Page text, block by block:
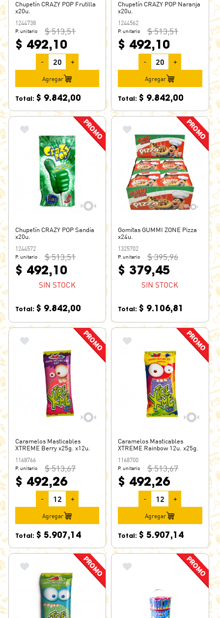
Chupetín CRAZY POP Frutilla
x20u.
1244738
P. unitario $ 513,51
$ 492,10
- +
Agregar
Total: $ 9.842,00
Chupetín CRAZY POP Naranja
x20u.
1244562
P. unitario $ 513,51
$ 492,10
- +
Agregar
Total: $ 9.842,00
Chupetín CRAZY POP Sandía
x20u.
1244572
P. unitario $ 513,51
$ 492,10
SIN STOCK
Total: $ 9.842,00
Gomitas GUMMI ZONE Pizza
x24u.
1325702
P. unitario $ 395,96
$ 379,45
SIN STOCK
Total: $ 9.106,81
Caramelos Masticables
XTREME Berry x25g. x12u.
1168766
P. unitario $ 513,67
$ 492,26
- +
Agregar
Total: $ 5.907,14
Caramelos Masticables
XTREME Rainbow 12u. x25g.
1168700
P. unitario $ 513,67
$ 492,26
- +
Agregar
Total: $ 5.907,14